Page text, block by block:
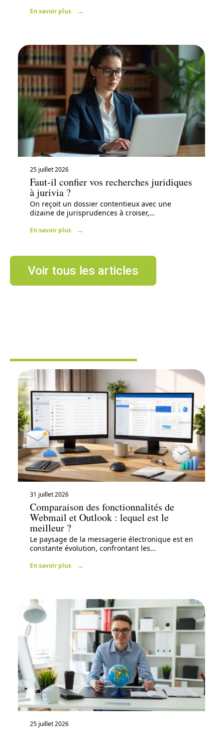
En savoir plus
25 juillet 2026
Faut-il confier vos recherches juridiques
à jurivia ?
On reçoit un dossier contentieux avec une
dizaine de jurisprudences à croiser,…
En savoir plus
Voir tous les articles
31 juillet 2026
Comparaison des fonctionnalités de
Webmail et Outlook : lequel est le
meilleur ?
Le paysage de la messagerie électronique est en
constante évolution, confrontant les…
En savoir plus
25 juillet 2026